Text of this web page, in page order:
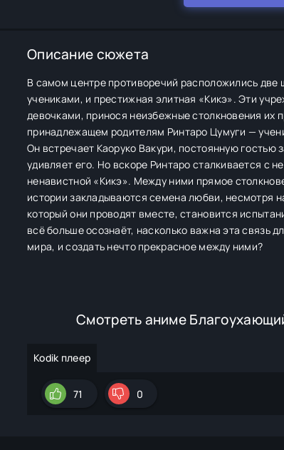
Описание сюжета
В самом центре противоречий расположились
учениками, и престижная элитная «Кикэ». Эти
девочками, принося неизбежные столкновения
принадлежащем родителям Ринтаро Цумуги —
Он встречает Каоруко Вакури, постоянную
удивляет его. Но вскоре Ринтаро сталкивается с
ненавистной «Кикэ». Между ними прямое
истории закладываются семена любви, несмотря
который они проводят вместе, становится
всё больше осознаёт, насколько важна эта связь
мира, и создать нечто прекрасное между ними?
Смотреть аниме
Kodik плеер
71 0